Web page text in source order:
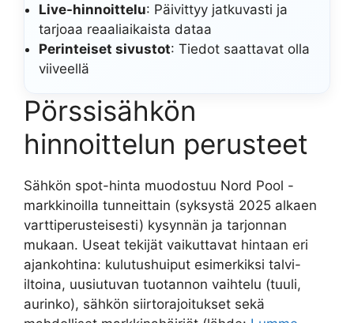
Live-hinnoittelu: Päivittyy jatkuvasti ja
tarjoaa reaaliaikaista dataa
Perinteiset sivustot: Tiedot saattavat olla
viiveellä
Pörssisähkön
hinnoittelun perusteet
Sähkön spot-hinta muodostuu Nord Pool -
markkinoilla tunneittain (syksystä 2025 alkaen
varttiperusteisesti) kysynnän ja tarjonnan
mukaan. Useat tekijät vaikuttavat hintaan eri
ajankohtina: kulutushuiput esimerkiksi talvi-
iltoina, uusiutuvan tuotannon vaihtelu (tuuli,
aurinko), sähkön siirtorajoitukset sekä